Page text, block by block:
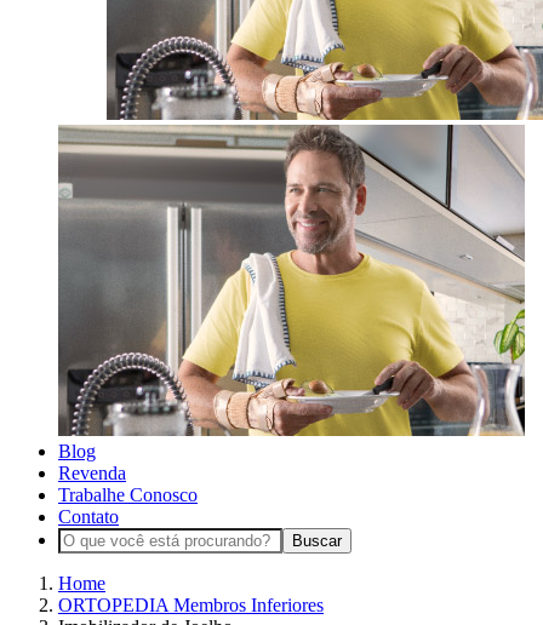
Blog
Revenda
Trabalhe Conosco
Contato
Buscar
Home
ORTOPEDIA Membros Inferiores